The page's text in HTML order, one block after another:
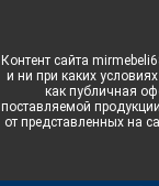
Контент сайта
и ни при каких
как публичная
поставляемой
от представленных на